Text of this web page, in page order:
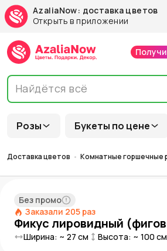
AzaliaNow: доставка цветов
Открыть в приложении
Розы Букеты по цене
Получи
Доставка цветов Комнатные горшечные
Без промо
Заказали 205 раз
Фикус лировидный
Ширина: ~ 27 см Высота: ~ 100 см